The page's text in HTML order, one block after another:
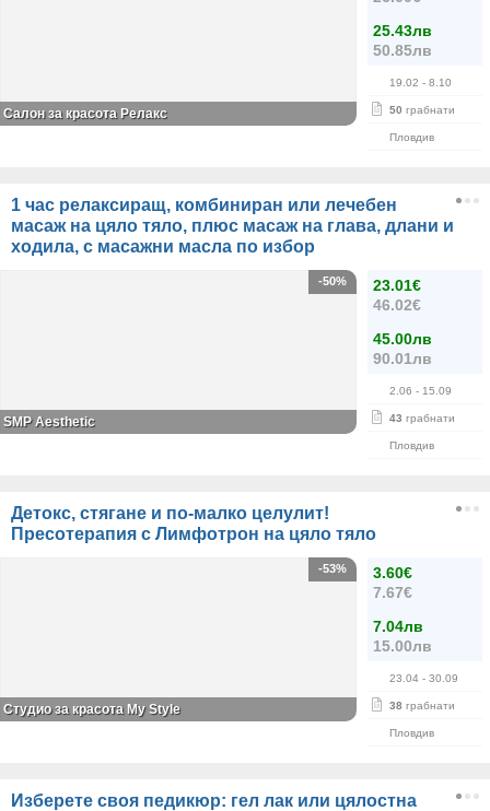
25.43лв
50.85лв
19.02 - 8.10
50 грабнати
Пловдив
Салон за красота Релакс
1 час релаксиращ, комбиниран или лечебен
масаж на цяло тяло, плюс масаж на глава, длани и
ходила, с масажни масла по избор
23.01€
46.02€
45.00лв
90.01лв
2.06 - 15.09
43 грабнати
Пловдив
-50%
SMP Aesthetic
Детокс, стягане и по-малко целулит!
Пресотерапия с Лимфотрон на цяло тяло
3.60€
7.67€
7.04лв
15.00лв
23.04 - 30.09
38 грабнати
Пловдив
-53%
Студио за красота My Style
Изберете своя педикюр: гел лак или цялостна